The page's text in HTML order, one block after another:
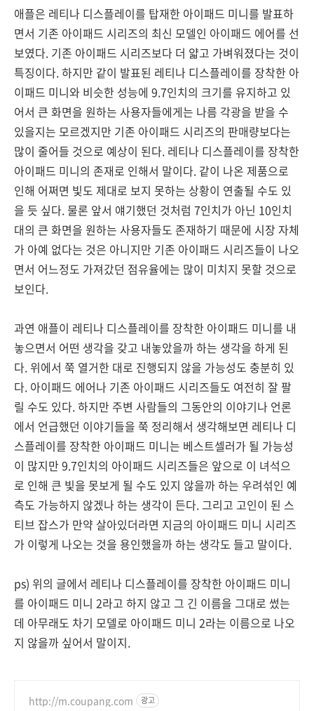
애플은 레티나 디스플레이를 탑재한 아이패드 미니를 발표하
면서 기존 아이패드 시리즈의 최신 모델인 아이패드 에어를 선
보였다. 기존 아이패드 시리즈보다 더 얇고 가벼워졌다는 것이
특징이다. 하지만 같이 발표된 레티나 디스플레이를 장착한 아
이패드 미니와 비슷한 성능에 9.7인치의 크기를 유지하고 있
어서 큰 화면을 원하는 사용자들에게는 나름 각광을 받을 수
있을지는 모르겠지만 기존 아이패드 시리즈의 판매량보다는
많이 줄어들 것으로 예상이 된다. 레티나 디스플레이를 장착한
아이패드 미니의 존재로 인해서 말이다. 같이 나온 제품으로
인해 어쩌면 빛도 제대로 보지 못하는 상황이 연출될 수도 있
을 듯 싶다. 물론 앞서 얘기했던 것처럼 7인치가 아닌 10인치
대의 큰 화면을 원하는 사용자들도 존재하기 때문에 시장 자체
가 아예 없다는 것은 아니지만 기존 아이패드 시리즈들이 나오
면서 어느정도 가져갔던 점유율에는 많이 미치지 못할 것으로
보인다.
과연 애플이 레티나 디스플레이를 장착한 아이패드 미니를 내
놓으면서 어떤 생각을 갖고 내놓았을까 하는 생각을 하게 된
다. 위에서 쭉 열거한 대로 진행되지 않을 가능성도 충분히 있
다. 아이패드 에어나 기존 아이패드 시리즈들도 여전히 잘 팔
릴 수도 있다. 하지만 주변 사람들의 그동안의 이야기나 언론
에서 언급했던 이야기들을 쭉 정리해서 생각해보면 레티나 디
스플레이를 장착한 아이패드 미니는 베스트셀러가 될 가능성
이 많지만 9.7인치의 아이패드 시리즈들은 앞으로 이 녀석으
로 인해 큰 빛을 못보게 될 수도 있지 않을까 하는 우려섞인 예
측도 가능하지 않겠나 하는 생각이 든다. 그리고 고인이 된 스
티브 잡스가 만약 살아있더라면 지금의 아이패드 미니 시리즈
가 이렇게 나오는 것을 용인했을까 하는 생각도 들고 말이다.
ps) 위의 글에서 레티나 디스플레이를 장착한 아이패드 미니
를 아이패드 미니 2라고 하지 않고 그 긴 이름을 그대로 썼는
데 아무래도 차기 모델로 아이패드 미니 2라는 이름으로 나오
지 않을까 싶어서 말이지.
http://m.coupang.com 광고